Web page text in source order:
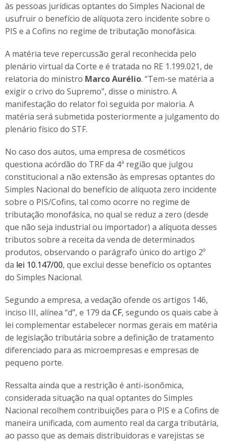
às pessoas jurídicas optantes do Simples Nacional de
usufruir o benefício de alíquota zero incidente sobre o
PIS e a Cofins no regime de tributação monofásica.
A matéria teve repercussão geral reconhecida pelo
plenário virtual da Corte e é tratada no RE 1.199.021, de
relatoria do ministro Marco Aurélio. “Tem-se matéria a
exigir o crivo do Supremo”, disse o ministro. A
manifestação do relator foi seguida por maioria. A
matéria será submetida posteriormente a julgamento do
plenário físico do STF.
No caso dos autos, uma empresa de cosméticos
questiona acórdão do TRF da 4ª região que julgou
constitucional a não extensão às empresas optantes do
Simples Nacional do benefício de alíquota zero incidente
sobre o PIS/Cofins, tal como ocorre no regime de
tributação monofásica, no qual se reduz a zero (desde
que não seja industrial ou importador) a alíquota desses
tributos sobre a receita da venda de determinados
produtos, observando o parágrafo único do artigo 2º
da lei 10.147/00, que exclui desse benefício os optantes
do Simples Nacional.
Segundo a empresa, a vedação ofende os artigos 146,
inciso III, alínea “d”, e 179 da CF, segundo os quais cabe à
lei complementar estabelecer normas gerais em matéria
de legislação tributária sobre a definição de tratamento
diferenciado para as microempresas e empresas de
pequeno porte.
Ressalta ainda que a restrição é anti-isonômica,
considerada situação na qual optantes do Simples
Nacional recolhem contribuições para o PIS e a Cofins de
maneira unificada, com aumento real da carga tributária,
ao passo que as demais distribuidoras e varejistas se